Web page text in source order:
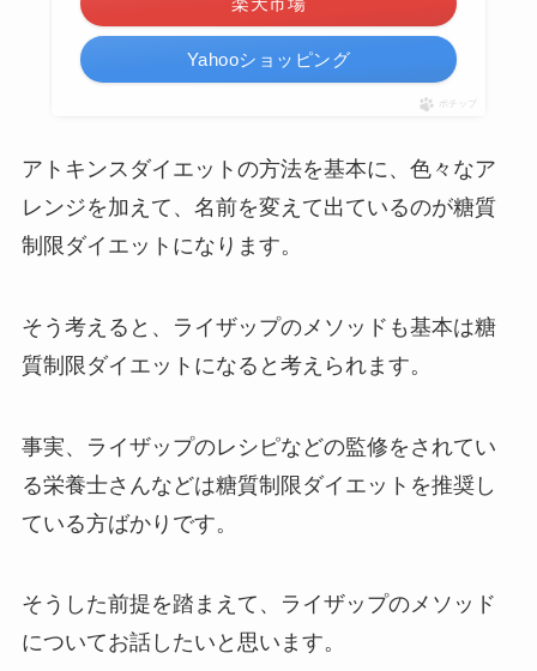
Yahooショッピング
ポチップ
アトキンスダイエットの方法を基本に、色々なア
レンジを加えて、名前を変えて出ているのが糖質
制限ダイエットになります。
そう考えると、ライザップのメソッドも基本は糖
質制限ダイエットになると考えられます。
事実、ライザップのレシピなどの監修をされてい
る栄養士さんなどは糖質制限ダイエットを推奨し
ている方ばかりです。
そうした前提を踏まえて、ライザップのメソッド
についてお話したいと思います。